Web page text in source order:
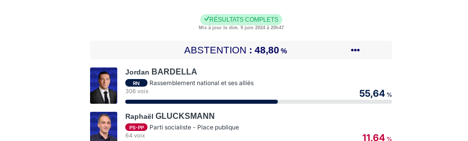
RÉSULTATS COMPLETS
Mis à jour le dim. 9 juin 2024 à 20h47
ABSTENTION 48,80 % •••
Jordan BARDELLA
RN Rassemblement national et ses alliés
306 voix 55,64 %
RaphaëlGLUCKSMANN
PS-PP Parti socialiste - Place publique
64 voix 11,64 %